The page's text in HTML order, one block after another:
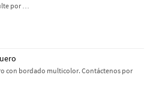
por …
con bordado multicolor. Contáctenos por